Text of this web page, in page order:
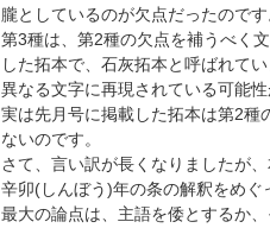
朧としているのが欠点だったのです
第3種は、第2種の欠点を補うべく
した拓本で、石灰拓本と呼ばれて
異なる文字に再現されている可能
実は先月号に掲載した拓本は第2種
ないのです。
さて、言い訳が長くなりましたが、
辛卯(しんぼう)年の条の解釈をめぐ
最大の論点は、主語を倭とするか